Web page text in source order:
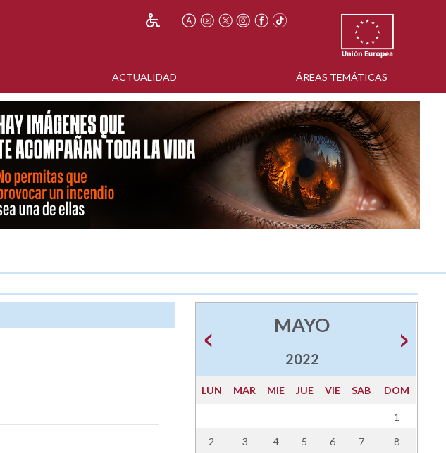
ACTUALIDAD ÁREAS TEMÁTICAS
MAYO
2022
LUN MAR MIE JUE VIE SAB DOM
1
2 3 4 5 6 7 8